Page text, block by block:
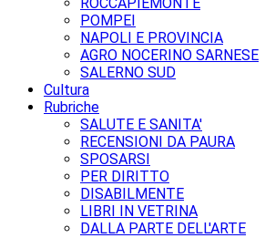
POMPEI
NAPOLI E PROVINCIA
AGRO NOCERINO SARNESE
SALERNO SUD
Cultura
Rubriche
SALUTE E SANITA'
RECENSIONI DA PAURA
SPOSARSI
PER DIRITTO
DISABILMENTE
LIBRI IN VETRINA
DALLA PARTE DELL'ARTE